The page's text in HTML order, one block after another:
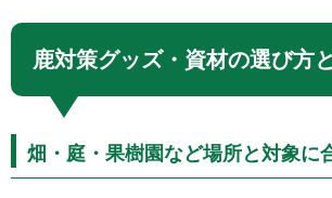
鹿対策グッズ・資材の選び方
畑・庭・果樹園など場所と対象に